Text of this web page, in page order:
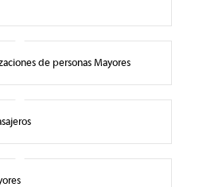
de personas Mayores